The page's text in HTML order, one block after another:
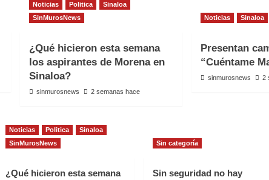
Noticias Politica
Sinaloa
SinMurosNews
¿Qué hicieron esta semana
los aspirantes de Morena en
Sinaloa?
sinmurosnews 2 semanas hace
Noticias Sinaloa
Presentan
“Cuéntame
sinmurosnews 2
Noticias Politica
Sinaloa
SinMurosNews
¿Qué hicieron esta semana
Sin categoría
Sin seguridad no hay